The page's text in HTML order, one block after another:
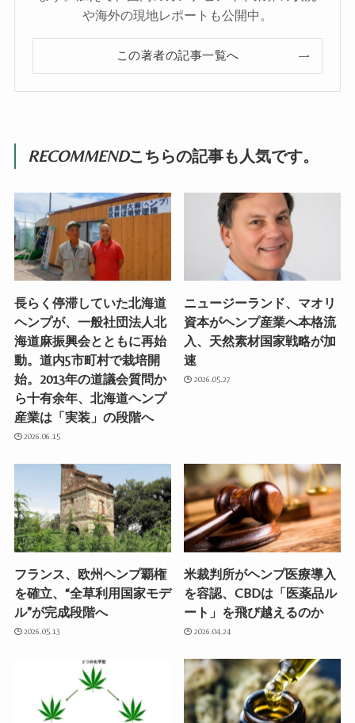
や海外の現地レポートも公開中。
この著者の記事一覧へ
RECOMMENDこちらの記事も人気です。
長らく停滞していた北海道
ヘンプが、一般社団法人北
海道麻振興会とともに再始
動。道内5市町村で栽培開
始。2013年の道議会質問か
ら十有余年、北海道ヘンプ
産業は「実装」の段階へ
2026.06.15
ニュージーランド、マオリ
資本がヘンプ産業へ本格流
入、天然素材国家戦略が加
速
2026.05.27
フランス、欧州ヘンプ覇権
を確立、“全草利用国家モデ
ル”が完成段階へ
2026.05.13
米裁判所がヘンプ医療導入
を容認、CBDは「医薬品ル
ート」を飛び越えるのか
2026.04.24